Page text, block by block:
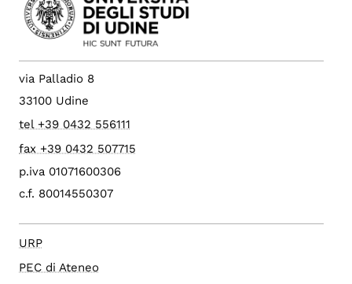
via Palladio 8
33100 Udine
tel +39 0432 556111
fax +39 0432 507715
p.iva 01071600306
c.f. 80014550307
URP
PEC di Ateneo